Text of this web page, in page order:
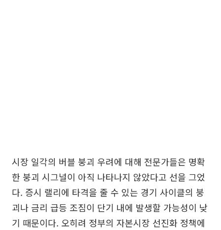
시장 일각의 버블 붕괴 우려에 대해 전문가들은 명확
한 붕괴 시그널이 아직 나타나지 않았다고 선을 그었
다. 증시 랠리에 타격을 줄 수 있는 경기 사이클의 붕
괴나 금리 급등 조짐이 단기 내에 발생할 가능성이 낮
기 때문이다. 오히려 정부의 자본시장 선진화 정책에